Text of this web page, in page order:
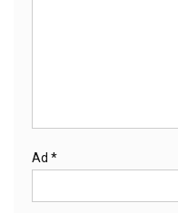
Ad *